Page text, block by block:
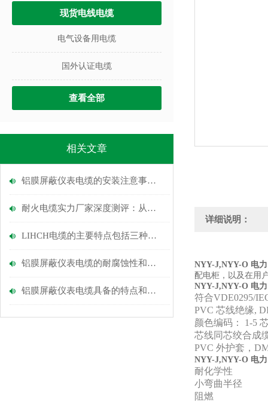
现货电线电缆
电气设备用电缆
国外认证电缆
查看全部
相关文章
铝膜屏蔽仪表电缆的安装注意事项与技巧分析
耐火电缆实力厂家深度测评：从原材料到耐火性能，6大指标选型指引
LIHCH电缆的主要特点包括三种，分别是？
铝膜屏蔽仪表电缆的耐腐蚀性和环境适应能力
铝膜屏蔽仪表电缆具备的特点和使用注意点
详细说明：
NYY-J,NYY-O 电
配电柜，以及在用
NYY-J,NYY-O 电
符合VDE0295/
PVC 芯线绝缘,
颜色编码： 1-5
芯线同芯绞合成
PVC 外护套，
NYY-J,NYY-O 电
耐化学性
小弯曲半径
阻燃